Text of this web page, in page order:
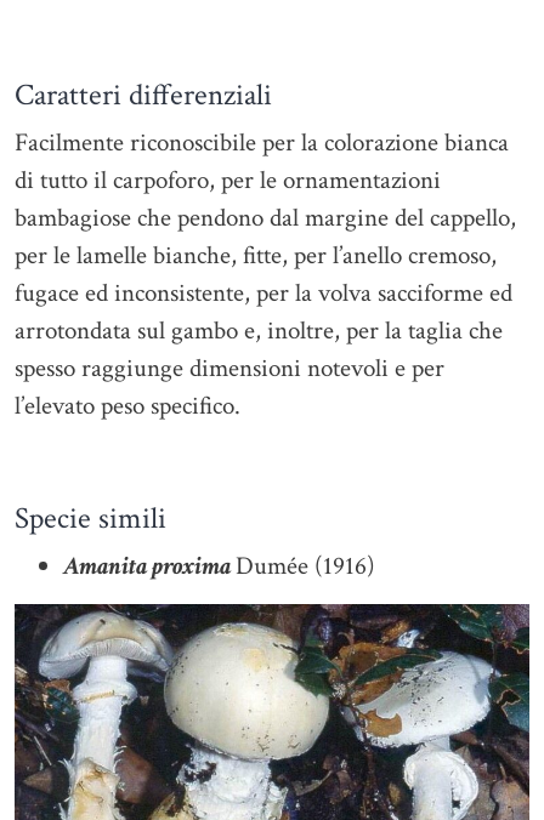
Caratteri differenziali
Facilmente riconoscibile per la colorazione bianca
di tutto il carpoforo, per le ornamentazioni
bambagiose che pendono dal margine del cappello,
per le lamelle bianche, fitte, per l’anello cremoso,
fugace ed inconsistente, per la volva sacciforme ed
arrotondata sul gambo e, inoltre, per la taglia che
spesso raggiunge dimensioni notevoli e per
l’elevato peso specifico.
Specie simili
Amanita proximaDumée (1916)